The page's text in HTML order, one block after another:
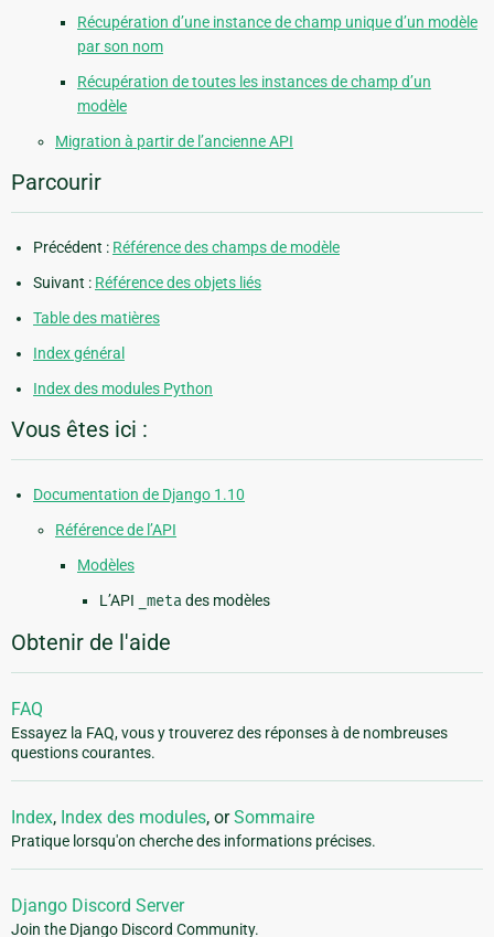
Récupération d’une instance de champ unique d’un modèle
par son nom
Récupération de toutes les instances de champ d’un
modèle
Migration à partir de l’ancienne API
Parcourir
Précédent : Référence des champs de modèle
Suivant : Référence des objets liés
Table des matières
Index général
Index des modules Python
Vous êtes ici :
Documentation de Django 1.10
Référence de l’API
Modèles
L’API
_metades modèles
Obtenir de l'aide
FAQ
Essayez la FAQ, vous y trouverez des réponses à de nombreuses
questions courantes.
Index, Index des modules, orSommaire
Pratique lorsqu'on cherche des informations précises.
Django Discord Server
Join the Django Discord Community.